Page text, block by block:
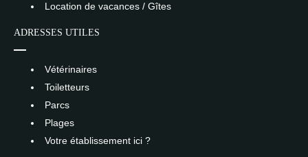
Location de vacances / Gîtes
ADRESSES UTILES
Vétérinaires
Toiletteurs
Parcs
Plages
Votre établissement ici ?